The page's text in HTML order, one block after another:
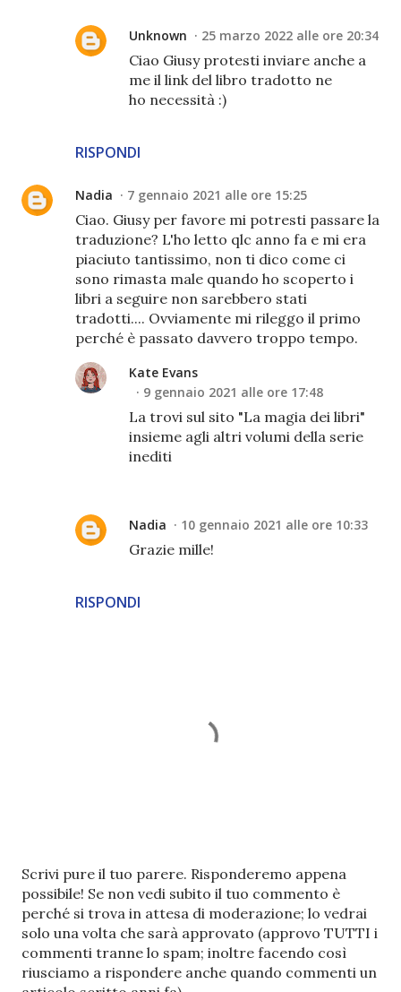
RISPONDI
Unknown 25 marzo 2022 alle ore 20:34
Ciao Giusy protesti inviare anche a
me il link del libro tradotto ne
ho necessità :)
Nadia 7 gennaio 2021 alle ore 15:25
Ciao. Giusy per favore mi potresti passare la
traduzione? L'ho letto qlc anno fa e mi era
piaciuto tantissimo, non ti dico come ci
sono rimasta male quando ho scoperto i
libri a seguire non sarebbero stati
tradotti.... Ovviamente mi rileggo il primo
perché è passato davvero troppo tempo.
RISPONDI
Kate Evans
9 gennaio 2021 alle ore 17:48
La trovi sul sito "La magia dei libri"
insieme agli altri volumi della serie
inediti
Nadia 10 gennaio 2021 alle ore 10:33
Grazie mille!
P
o
s
t
a
u
Scrivi pure il tuo parere. Risponderemo appena
possibile! Se non vedi subito il tuo commento è
perché si trova in attesa di moderazione; lo vedrai
solo una volta che sarà approvato (approvo TUTTI i
commenti tranne lo spam; inoltre facendo così
riusciamo a rispondere anche quando commenti un